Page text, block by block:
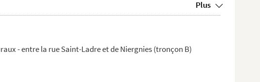
Plus
- entre la rue Saint-Ladre et de Niergnies (tronçon B)